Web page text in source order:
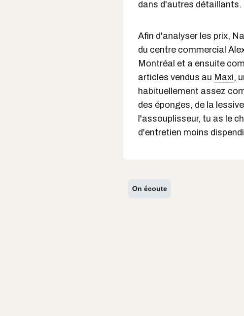
dans d'autres détaillants.
Afin d'analyser les prix,
du centre commercial
Montréal et a ensuite
articles vendus au Maxi,
habituellement assez
des éponges, de la
l'assouplisseur, tu as le
d'entretien moins
On écoute